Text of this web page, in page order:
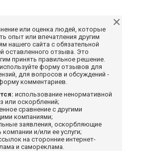
или оценка людей, которые
опыт или впечатления другим
нашего сайта с обязательной
оставленного отзыва. Это
принять правильное решение.
форму отзывов для
для вопросов и обсуждений -
комментариев.
использование ненормативной
или оскорблений;
сравнение с другими
компаниями;
заявления, оскорбляющие
компании и/или ее услуги;
на сторонние интернет-
и самореклама.